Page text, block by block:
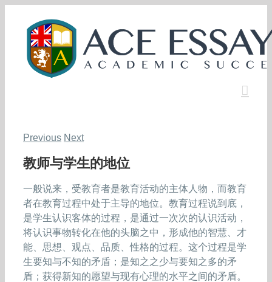
content
Previous Next
教师与学生的地位
一般说来，受教育者是教育活动的主体人物，而教育
者在教育过程中处于主导的地位。教育过程说到底，
是学生认识客体的过程，是通过一次次的认识活动，
将认识事物转化在他的头脑之中，形成他的智慧、才
能、思想、观点、品质、性格的过程。这个过程是学
生要知与不知的矛盾；是知之之少与要知之多的矛
盾；获得新知的愿望与现有心理的水平之间的矛盾。